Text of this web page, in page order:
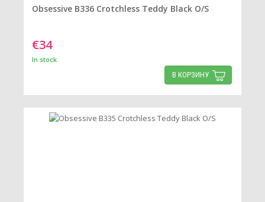
Obsessive B336 Crotchless Teddy Black O/S
€34
In stock
В КОРЗИНУ